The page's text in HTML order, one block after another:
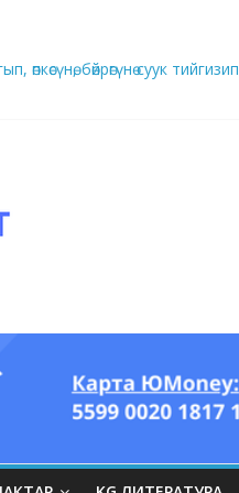
өпкөсүнө, бөйрөгүнө суук
он үч акындын